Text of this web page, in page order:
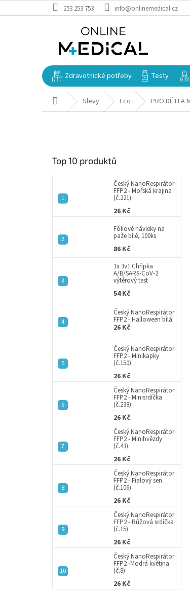
na
253 253 753 info@onlinemedical.cz
Zdravotnické potřeby Testy
Domů Slevy Eco PRO DĚTI A
Top 10 produktů
Český NanoRespirátor
FFP2 - Mořská krajina
(č.221)
26 Kč
Fóliové návleky na
paže bílé, 100ks
86 Kč
1x 3v1 Chřipka
A/B/SARS-CoV-2
výtěrový test
54 Kč
Český NanoRespirátor
FFP2 - Halloween bílá
26 Kč
Český NanoRespirátor
FFP2 - Minikapky
(č.150)
26 Kč
Český NanoRespirátor
FFP2 - Minisrdíčka
(č.238)
26 Kč
Český NanoRespirátor
FFP2 - Minihvězdy
(č.43)
26 Kč
Český NanoRespirátor
FFP2 - Fialový sen
(č.106)
26 Kč
Český NanoRespirátor
FFP2 - Růžová srdíčka
(č.15)
26 Kč
Český NanoRespirátor
FFP2 -Modrá květina
(č.8)
26 Kč